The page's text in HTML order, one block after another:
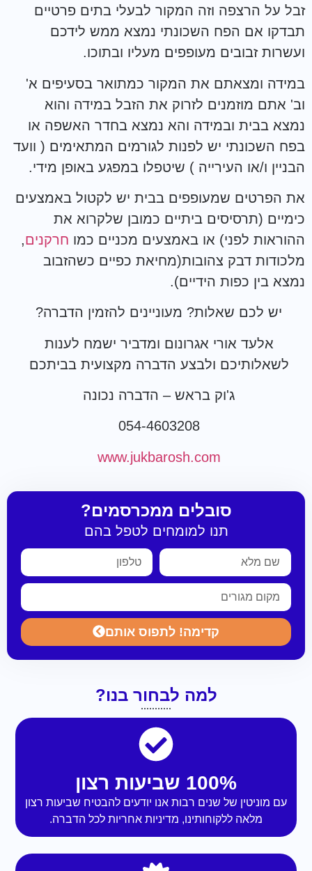
זבל על הרצפה וזה המקור לבעלי בתים פרטיים
תבדקו אם הפח השכונתי נמצא ממש לידכם
ועשרות זבובים מעופפים מעליו ובתוכו.
במידה ומצאתם את המקור כמתואר בסעיפים א'
וב' אתם מוזמנים לזרוק את הזבל במידה והוא
נמצא בבית ובמידה והא נמצא בחדר האשפה או
בפח השכונתי יש לפנות לגורמים המתאימים ( וועד
הבניין ו/או העירייה ) שיטפלו במפגע באופן מידי.
את הפרטים שמעופפים בבית יש לקטול באמצעים
כימיים (תרסיסים ביתיים כמובן שלקרוא את
ההוראות לפני) או באמצעים מכניים כמו חרקנים,
מלכודות דבק צהובות(מחיאת כפיים כשהזבוב
נמצא בין כפות הידיים).
יש לכם שאלות? מעוניינים להזמין הדברה?
אלעד אורי אגרונום ומדביר ישמח לענות
לשאלותיכם ולבצע הדברה מקצועית בביתכם
ג'וק בראש – הדברה נכונה
054-4603208
www.jukbarosh.com
סובלים ממכרסמים?
תנו למומחים לטפל בהם
קדימה! לתפוס אותם
למה לבחור בנו?
100% שביעות רצון
עם מוניטין של שנים רבות אנו יודעים להבטיח שביעות רצון
מלאה ללקוחותינו, מדיניות אחריות לכל הדברה.